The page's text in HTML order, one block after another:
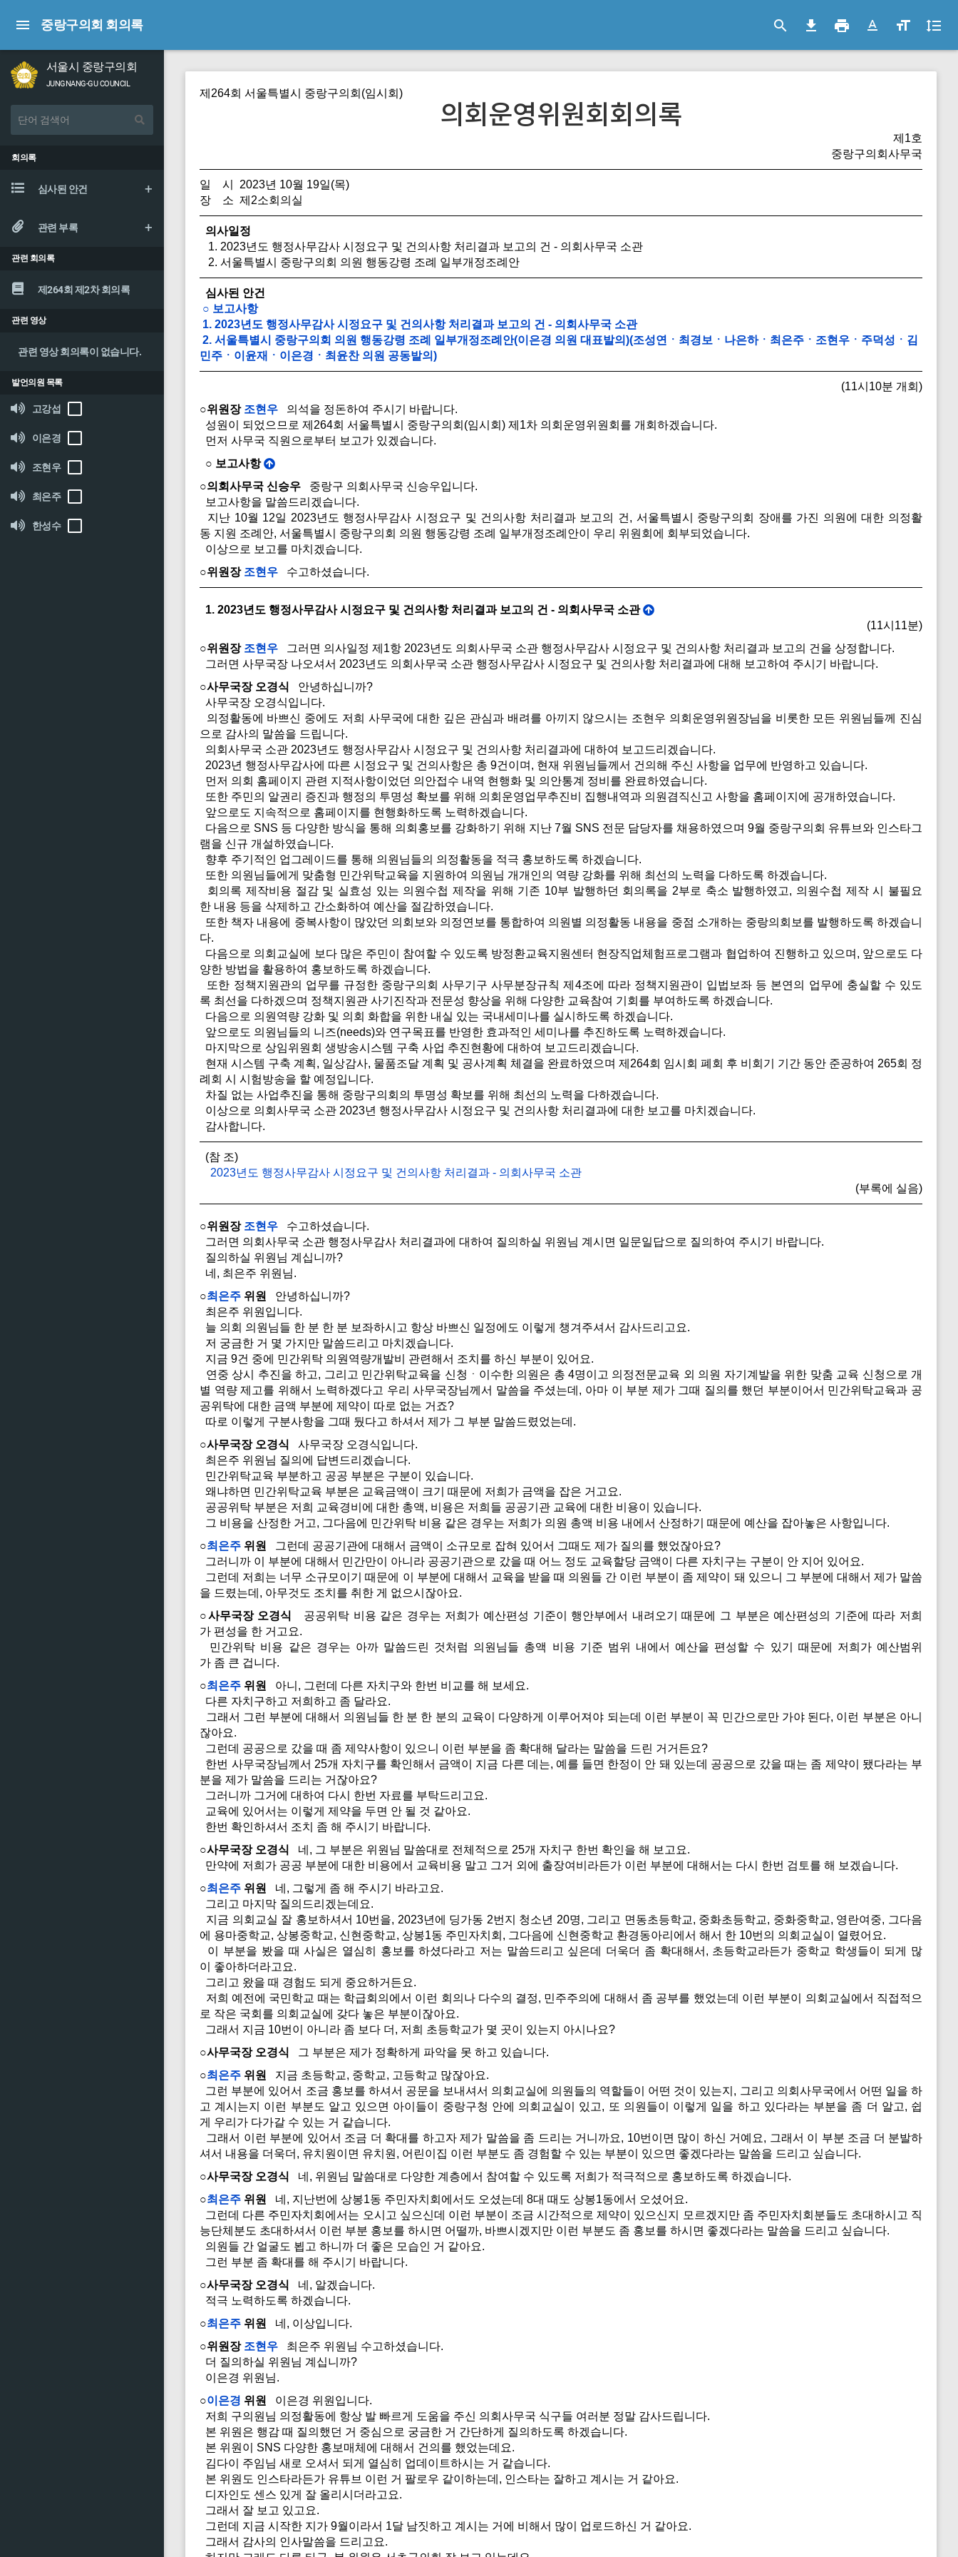
중랑구의회 회의록 search file_download print text_format format_size format_line_spacing
서울시 중랑구의회
JUNGNANG-GU COUNCIL
회의록
심사된 안건
관련 부록
관련 회의록
제264회 제2차 회의록
관련 영상
관련 영상 회의록이 없습니다.
발언의원 목록
고강섭
이은경
조현우
최은주
한성수
제264회 서울특별시 중랑구의회(임시회)
의회운영위원회회의록
제1호
중랑구의회사무국
일 시 2023년 10월 19일(목)
장 소 제2소회의실
의사일정
1. 2023년도 행정사무감사 시정요구 및 건의사항 처리결과 보고의 건 - 의회사무국 소관
2. 서울특별시 중랑구의회 의원 행동강령 조례 일부개정조례안
심사된 안건
○ 보고사항
1. 2023년도 행정사무감사 시정요구 및 건의사항 처리결과 보고의 건 - 의회사무국 소관
2. 서울특별시 중랑구의회 의원 행동강령 조례 일부개정조례안(이은경 의원 대표발의)(조성연ㆍ최경보ㆍ나은하ㆍ최은주ㆍ조현우ㆍ주덕성ㆍ김
민주ㆍ이윤재ㆍ이은경ㆍ최윤찬 의원 공동발의)
(11시10분 개회)
○위원장 조현우 의석을 정돈하여 주시기 바랍니다.
성원이 되었으므로 제264회 서울특별시 중랑구의회(임시회) 제1차 의회운영위원회를 개회하겠습니다.
먼저 사무국 직원으로부터 보고가 있겠습니다.
○ 보고사항
○의회사무국 신승우 중랑구 의회사무국 신승우입니다.
보고사항을 말씀드리겠습니다.
지난 10월 12일 2023년도 행정사무감사 시정요구 및 건의사항 처리결과 보고의 건, 서울특별시 중랑구의회 장애를 가진 의원에 대한 의정활
동 지원 조례안, 서울특별시 중랑구의회 의원 행동강령 조례 일부개정조례안이 우리 위원회에 회부되었습니다.
이상으로 보고를 마치겠습니다.
○위원장 조현우 수고하셨습니다.
1. 2023년도 행정사무감사 시정요구 및 건의사항 처리결과 보고의 건 - 의회사무국 소관
(11시11분)
○위원장 조현우 그러면 의사일정 제1항 2023년도 의회사무국 소관 행정사무감사 시정요구 및 건의사항 처리결과 보고의 건을 상정합니다.
그러면 사무국장 나오셔서 2023년도 의회사무국 소관 행정사무감사 시정요구 및 건의사항 처리결과에 대해 보고하여 주시기 바랍니다.
○사무국장 오경식
안녕하십니까?
사무국장 오경식입니다.
의정활동에 바쁘신 중에도 저희 사무국에 대한 깊은 관심과 배려를 아끼지 않으시는 조현우 의회운영위원장님을 비롯한 모든 위원님들께 진심
으로 감사의 말씀을 드립니다.
의회사무국 소관 2023년도 행정사무감사 시정요구 및 건의사항 처리결과에 대하여 보고드리겠습니다.
2023년 행정사무감사에 따른 시정요구 및 건의사항은 총 9건이며, 현재 위원님들께서 건의해 주신 사항을 업무에 반영하고 있습니다.
먼저 의회 홈페이지 관련 지적사항이었던 의안접수 내역 현행화 및 의안통계 정비를 완료하였습니다.
또한 주민의 알권리 증진과 행정의 투명성 확보를 위해 의회운영업무추진비 집행내역과 의원겸직신고 사항을 홈페이지에 공개하였습니다.
앞으로도 지속적으로 홈페이지를 현행화하도록 노력하겠습니다.
다음으로 SNS 등 다양한 방식을 통해 의회홍보를 강화하기 위해 지난 7월 SNS 전문 담당자를 채용하였으며 9월 중랑구의회 유튜브와 인스타그
램을 신규 개설하였습니다.
향후 주기적인 업그레이드를 통해 의원님들의 의정활동을 적극 홍보하도록 하겠습니다.
또한 의원님들에게 맞춤형 민간위탁교육을 지원하여 의원님 개개인의 역량 강화를 위해 최선의 노력을 다하도록 하겠습니다.
회의록 제작비용 절감 및 실효성 있는 의원수첩 제작을 위해 기존 10부 발행하던 회의록을 2부로 축소 발행하였고, 의원수첩 제작 시 불필요
한 내용 등을 삭제하고 간소화하여 예산을 절감하였습니다.
또한 책자 내용에 중복사항이 많았던 의회보와 의정연보를 통합하여 의원별 의정활동 내용을 중점 소개하는 중랑의회보를 발행하도록 하겠습니
다.
다음으로 의회교실에 보다 많은 주민이 참여할 수 있도록 방정환교육지원센터 현장직업체험프로그램과 협업하여 진행하고 있으며, 앞으로도 다
양한 방법을 활용하여 홍보하도록 하겠습니다.
또한 정책지원관의 업무를 규정한 중랑구의회 사무기구 사무분장규칙 제4조에 따라 정책지원관이 입법보좌 등 본연의 업무에 충실할 수 있도
록 최선을 다하겠으며 정책지원관 사기진작과 전문성 향상을 위해 다양한 교육참여 기회를 부여하도록 하겠습니다.
다음으로 의원역량 강화 및 의회 화합을 위한 내실 있는 국내세미나를 실시하도록 하겠습니다.
앞으로도 의원님들의 니즈(needs)와 연구목표를 반영한 효과적인 세미나를 추진하도록 노력하겠습니다.
마지막으로 상임위원회 생방송시스템 구축 사업 추진현황에 대하여 보고드리겠습니다.
현재 시스템 구축 계획, 일상감사, 물품조달 계획 및 공사계획 체결을 완료하였으며 제264회 임시회 폐회 후 비회기 기간 동안 준공하여 265회 정
례회 시 시험방송을 할 예정입니다.
차질 없는 사업추진을 통해 중랑구의회의 투명성 확보를 위해 최선의 노력을 다하겠습니다.
이상으로 의회사무국 소관 2023년 행정사무감사 시정요구 및 건의사항 처리결과에 대한 보고를 마치겠습니다.
감사합니다.
(참 조)
2023년도 행정사무감사 시정요구 및 건의사항 처리결과 - 의회사무국 소관
(부록에 실음)
○위원장 조현우 수고하셨습니다.
그러면 의회사무국 소관 행정사무감사 처리결과에 대하여 질의하실 위원님 계시면 일문일답으로 질의하여 주시기 바랍니다.
질의하실 위원님 계십니까?
네, 최은주 위원님.
○최은주 위원
안녕하십니까?
최은주 위원입니다.
늘 의회 의원님들 한 분 한 분 보좌하시고 항상 바쁘신 일정에도 이렇게 챙겨주셔서 감사드리고요.
저 궁금한 거 몇 가지만 말씀드리고 마치겠습니다.
지금 9건 중에 민간위탁 의원역량개발비 관련해서 조치를 하신 부분이 있어요.
연중 상시 추진을 하고, 그리고 민간위탁교육을 신청ㆍ이수한 의원은 총 4명이고 의정전문교육 외 의원 자기계발을 위한 맞춤 교육 신청으로 개
별 역량 제고를 위해서 노력하겠다고 우리 사무국장님께서 말씀을 주셨는데, 아마 이 부분 제가 그때 질의를 했던 부분이어서 민간위탁교육과 공
공위탁에 대한 금액 부분에 제약이 따로 없는 거죠?
따로 이렇게 구분사항을 그때 뒀다고 하셔서 제가 그 부분 말씀드렸었는데.
○사무국장 오경식
사무국장 오경식입니다.
최은주 위원님 질의에 답변드리겠습니다.
민간위탁교육 부분하고 공공 부분은 구분이 있습니다.
왜냐하면 민간위탁교육 부분은 교육금액이 크기 때문에 저희가 금액을 잡은 거고요.
공공위탁 부분은 저희 교육경비에 대한 총액, 비용은 저희들 공공기관 교육에 대한 비용이 있습니다.
그 비용을 산정한 거고, 그다음에 민간위탁 비용 같은 경우는 저희가 의원 총액 비용 내에서 산정하기 때문에 예산을 잡아놓은 사항입니다.
○최은주 위원
그런데 공공기관에 대해서 금액이 소규모로 잡혀 있어서 그때도 제가 질의를 했었잖아요?
그러니까 이 부분에 대해서 민간만이 아니라 공공기관으로 갔을 때 어느 정도 교육할당 금액이 다른 자치구는 구분이 안 지어 있어요.
그런데 저희는 너무 소규모이기 때문에 이 부분에 대해서 교육을 받을 때 의원들 간 이런 부분이 좀 제약이 돼 있으니 그 부분에 대해서 제가 말씀
을 드렸는데, 아무것도 조치를 취한 게 없으시잖아요.
○사무국장 오경식
공공위탁 비용 같은 경우는 저희가 예산편성 기준이 행안부에서 내려오기 때문에 그 부분은 예산편성의 기준에 따라 저희
가 편성을 한 거고요.
민간위탁 비용 같은 경우는 아까 말씀드린 것처럼 의원님들 총액 비용 기준 범위 내에서 예산을 편성할 수 있기 때문에 저희가 예산범위
가 좀 큰 겁니다.
○최은주 위원
아니, 그런데 다른 자치구와 한번 비교를 해 보세요.
다른 자치구하고 저희하고 좀 달라요.
그래서 그런 부분에 대해서 의원님들 한 분 한 분의 교육이 다양하게 이루어져야 되는데 이런 부분이 꼭 민간으로만 가야 된다, 이런 부분은 아니
잖아요.
그런데 공공으로 갔을 때 좀 제약사항이 있으니 이런 부분을 좀 확대해 달라는 말씀을 드린 거거든요?
한번 사무국장님께서 25개 자치구를 확인해서 금액이 지금 다른 데는, 예를 들면 한정이 안 돼 있는데 공공으로 갔을 때는 좀 제약이 됐다라는 부
분을 제가 말씀을 드리는 거잖아요?
그러니까 그거에 대하여 다시 한번 자료를 부탁드리고요.
교육에 있어서는 이렇게 제약을 두면 안 될 것 같아요.
한번 확인하셔서 조치 좀 해 주시기 바랍니다.
○사무국장 오경식
네, 그 부분은 위원님 말씀대로 전체적으로 25개 자치구 한번 확인을 해 보고요.
만약에 저희가 공공 부분에 대한 비용에서 교육비용 말고 그거 외에 출장여비라든가 이런 부분에 대해서는 다시 한번 검토를 해 보겠습니다.
○최은주 위원
네, 그렇게 좀 해 주시기 바라고요.
그리고 마지막 질의드리겠는데요.
지금 의회교실 잘 홍보하셔서 10번을, 2023년에 딩가동 2번지 청소년 20명, 그리고 면동초등학교, 중화초등학교, 중화중학교, 영란여중, 그다음
에 용마중학교, 상봉중학교, 신현중학교, 상봉1동 주민자치회, 그다음에 신현중학교 환경동아리에서 해서 한 10번의 의회교실이 열렸어요.
이 부분을 봤을 때 사실은 열심히 홍보를 하셨다라고 저는 말씀드리고 싶은데 더욱더 좀 확대해서, 초등학교라든가 중학교 학생들이 되게 많
이 좋아하더라고요.
그리고 왔을 때 경험도 되게 중요하거든요.
저희 예전에 국민학교 때는 학급회의에서 이런 회의나 다수의 결정, 민주주의에 대해서 좀 공부를 했었는데 이런 부분이 의회교실에서 직접적으
로 작은 국회를 의회교실에 갖다 놓은 부분이잖아요.
그래서 지금 10번이 아니라 좀 보다 더, 저희 초등학교가 몇 곳이 있는지 아시나요?
○사무국장 오경식
그 부분은 제가 정확하게 파악을 못 하고 있습니다.
○최은주 위원
지금 초등학교, 중학교, 고등학교 많잖아요.
그런 부분에 있어서 조금 홍보를 하셔서 공문을 보내셔서 의회교실에 의원들의 역할들이 어떤 것이 있는지, 그리고 의회사무국에서 어떤 일을 하
고 계시는지 이런 부분도 알고 있으면 아이들이 중랑구청 안에 의회교실이 있고, 또 의원들이 이렇게 일을 하고 있다라는 부분을 좀 더 알고, 쉽
게 우리가 다가갈 수 있는 거 같습니다.
그래서 이런 부분에 있어서 조금 더 확대를 하고자 제가 말씀을 좀 드리는 거니까요, 10번이면 많이 하신 거예요, 그래서 이 부분 조금 더 분발하
셔서 내용을 더욱더, 유치원이면 유치원, 어린이집 이런 부분도 좀 경험할 수 있는 부분이 있으면 좋겠다라는 말씀을 드리고 싶습니다.
○사무국장 오경식
네, 위원님 말씀대로 다양한 계층에서 참여할 수 있도록 저희가 적극적으로 홍보하도록 하겠습니다.
○최은주 위원
네, 지난번에 상봉1동 주민자치회에서도 오셨는데 8대 때도 상봉1동에서 오셨어요.
그런데 다른 주민자치회에서는 오시고 싶으신데 이런 부분이 조금 시간적으로 제약이 있으신지 모르겠지만 좀 주민자치회분들도 초대하시고 직
능단체분도 초대하셔서 이런 부분 홍보를 하시면 어떨까, 바쁘시겠지만 이런 부분도 좀 홍보를 하시면 좋겠다라는 말씀을 드리고 싶습니다.
의원들 간 얼굴도 뵙고 하니까 더 좋은 모습인 거 같아요.
그런 부분 좀 확대를 해 주시기 바랍니다.
○사무국장 오경식
네, 알겠습니다.
적극 노력하도록 하겠습니다.
○최은주 위원
네, 이상입니다.
○위원장 조현우 최은주 위원님 수고하셨습니다.
더 질의하실 위원님 계십니까?
이은경 위원님.
○이은경 위원
이은경 위원입니다.
저희 구의원님 의정활동에 항상 발 빠르게 도움을 주신 의회사무국 식구들 여러분 정말 감사드립니다.
본 위원은 행감 때 질의했던 거 중심으로 궁금한 거 간단하게 질의하도록 하겠습니다.
본 위원이 SNS 다양한 홍보매체에 대해서 건의를 했었는데요.
김다이 주임님 새로 오셔서 되게 열심히 업데이트하시는 거 같습니다.
본 위원도 인스타라든가 유튜브 이런 거 팔로우 같이하는데, 인스타는 잘하고 계시는 거 같아요.
디자인도 센스 있게 잘 올리시더라고요.
그래서 잘 보고 있고요.
그런데 지금 시작한 지가 9월이라서 1달 남짓하고 계시는 거에 비해서 많이 업로드하신 거 같아요.
그래서 감사의 인사말씀을 드리고요.